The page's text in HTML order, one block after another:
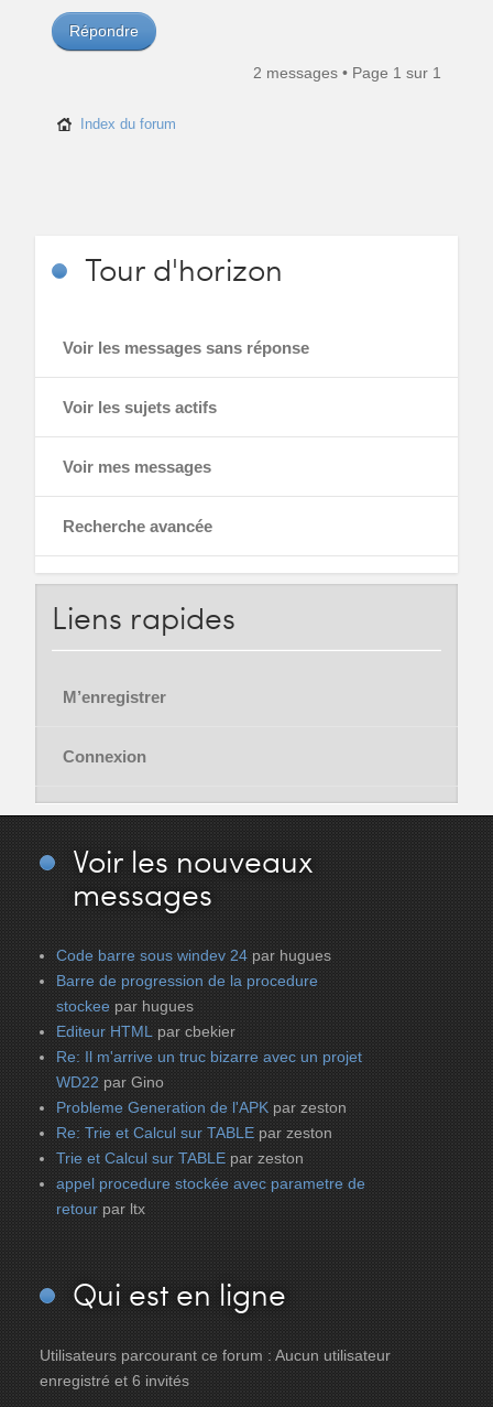
Répondre
2 messages • Page 1 sur 1
Index du forum
Tourd'horizon
Voir les messages sans réponse
Voir les sujets actifs
Voir mes messages
Recherche avancée
Liens rapides
M’enregistrer
Connexion
Voir les nouveaux
messages
Code barre sous windev 24 par hugues
Barre de progression de la procedure
stockee par hugues
Editeur HTML par cbekier
Re: Il m'arrive un truc bizarre avec un projet
WD22 par Gino
Probleme Generation de l'APK par zeston
Re: Trie et Calcul sur TABLE par zeston
Trie et Calcul sur TABLE par zeston
appel procedure stockée avec parametre de
retour par ltx
Qui est en ligne
Utilisateurs parcourant ce forum : Aucun utilisateur
enregistré et 6 invités